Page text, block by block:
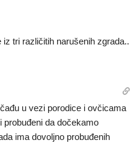
tri različitih narušenih zgrada..
u vezi porodice i ovčicama
probuđeni da dočekamo
ima dovoljno probuđenih